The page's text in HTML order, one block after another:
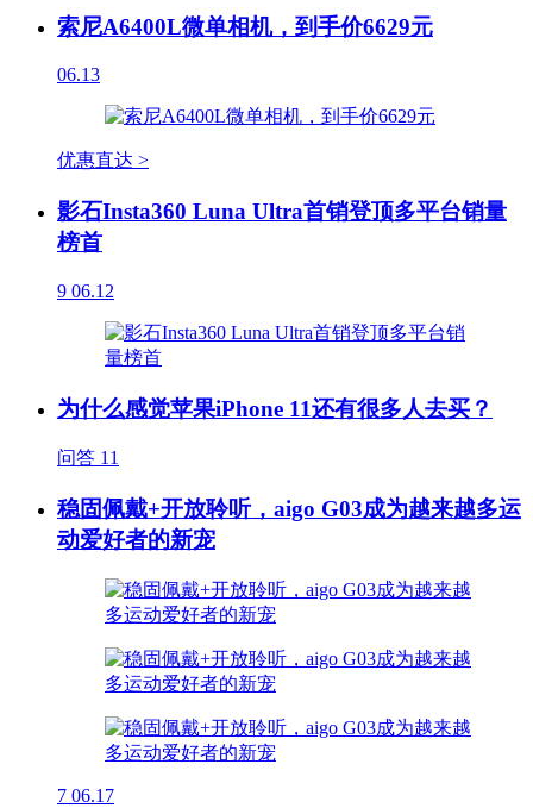
索尼A6400L微单相机，到手价6629元
06.13
优惠直达 >
影石Insta360 Luna Ultra首销登顶多平台销量
榜首
9 06.12
为什么感觉苹果iPhone 11还有很多人去买？
问答 11
稳固佩戴+开放聆听，aigo G03成为越来越多运
动爱好者的新宠
7 06.17